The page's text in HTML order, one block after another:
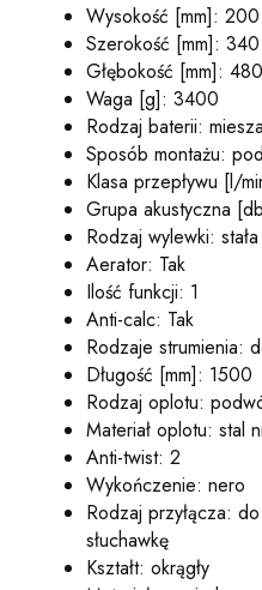
Wysokość [mm]: 200
Szerokość [mm]: 340
Głębokość [mm]: 480
Waga [g]: 3400
Rodzaj baterii:
Sposób montażu:
Klasa przepływu [l/
Grupa akustyczna
Rodzaj wylewki: stała
Aerator: Tak
Ilość funkcji: 1
Anti-calc: Tak
Rodzaje strumienia:
Długość [mm]: 1500
Rodzaj oplotu:
Materiał oplotu: stal
Anti-twist: 2
Wykończenie: nero
Rodzaj przyłącza:
słuchawkę
Kształt: okrągły